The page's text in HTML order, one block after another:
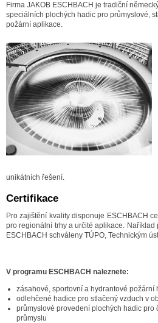
Firma JAKOB ESCHBACH je tradiční
speciálních plochých hadic pro průmyslové,
požární aplikace.
unikátních řešení.
Certifikace
Pro zajištění kvality disponuje ESCHBACH
pro regionální trhy a určité aplikace. Naříklad
ESCHBACH schváleny TÚPO, Technickým
V programu ESCHBACH naleznete:
zásahové, sportovní a hydrantové požární
odlehčené hadice pro stlačený vzduch v
průmyslové provedení plochých hadic pro
průmyslu